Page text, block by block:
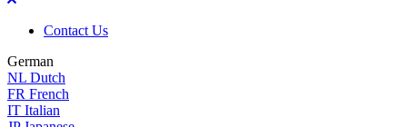
Contact Us
German
NL Dutch
FR French
IT Italian